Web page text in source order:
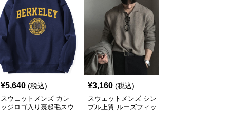
¥5,640 (税込)
スウェットメンズ カレ
ッジロゴ入り裏起毛スウ
¥3,160 (税込)
スウェットメンズ シン
プル上質 ルーズフィッ